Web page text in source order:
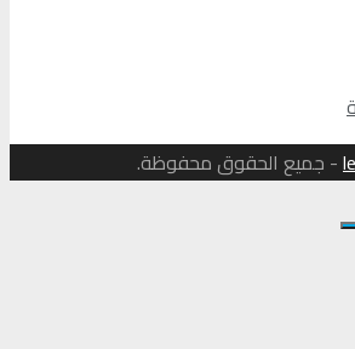
- جميع الحقوق محفوظة.